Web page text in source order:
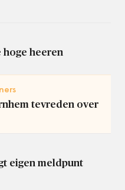
hoge heeren
tevreden over
eigen meldpunt